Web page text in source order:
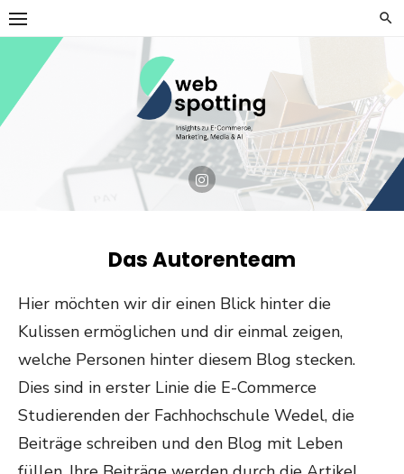
Skip
to
content
Das Autorenteam
Hier möchten wir dir einen Blick hinter die
Kulissen ermöglichen und dir einmal zeigen,
welche Personen hinter diesem Blog stecken.
Dies sind in erster Linie die E-Commerce
Studierenden der Fachhochschule Wedel, die
Beiträge schreiben und den Blog mit Leben